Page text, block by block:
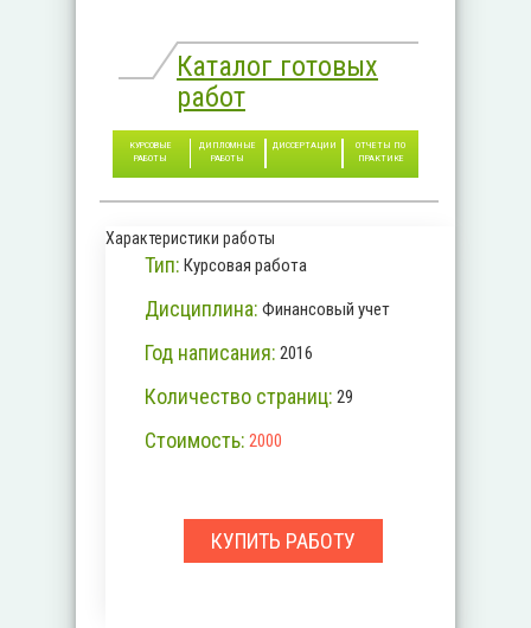
Каталог готовых
работ
КУРСОВЫЕ
РАБОТЫ
ДИПЛОМНЫЕ
РАБОТЫ
ДИССЕРТАЦИИ
ОТЧЕТЫ ПО
ПРАКТИКЕ
Характеристики работы
Тип: Курсовая работа
Дисциплина: Финансовый учет
Год написания: 2016
Количество страниц: 29
Стоимость: 2000
КУПИТЬ РАБОТУ